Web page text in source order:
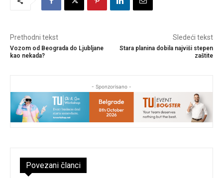
Prethodni tekst
Vozom od Beograda do Ljubljane
kao nekada?
Sledeći tekst
Stara planina dobila najviši stepen
zaštite
- Sponzorisano -
Povezani članci